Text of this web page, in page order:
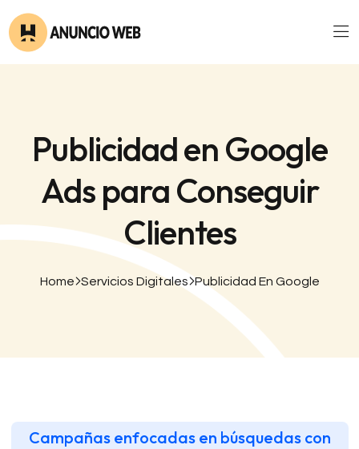
Publicidad en Google
Ads para Conseguir
Clientes
Home Servicios Digitales Publicidad En Google
Campañas enfocadas en búsquedas con